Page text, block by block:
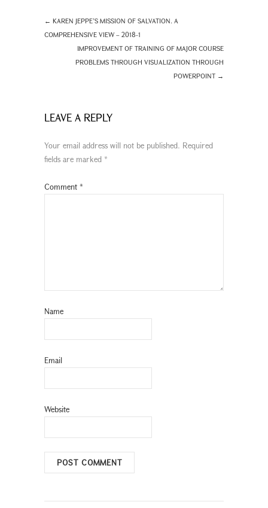
← KAREN JEPPE’S MISSION OF SALVATION. A
COMPREHENSIVE VIEW – 2018-1
IMPROVEMENT OF TRAINING OF MAJOR COURSE
PROBLEMS THROUGH VISUALIZATION THROUGH
POWERPOINT →
LEAVE A REPLY
Your email address will not be published. Required
fields are marked *
Comment *
Name
Email
Website